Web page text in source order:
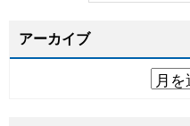
アーカイブ